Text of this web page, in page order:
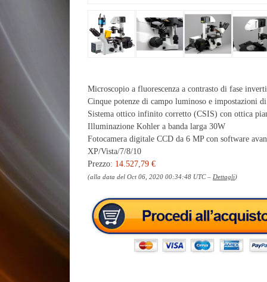
Microscopio a fluorescenza a contrasto di fase
Cinque potenze di campo luminoso e impostazioni
Sistema ottico infinito corretto (CSIS) con ottica
Illuminazione Kohler a banda larga 30W
Fotocamera digitale CCD da 6 MP con software
XP/Vista/7/8/10
Prezzo: 14.527,79 €
(alla data del Oct 06, 2020 00:34:48 UTC – Dettagli)